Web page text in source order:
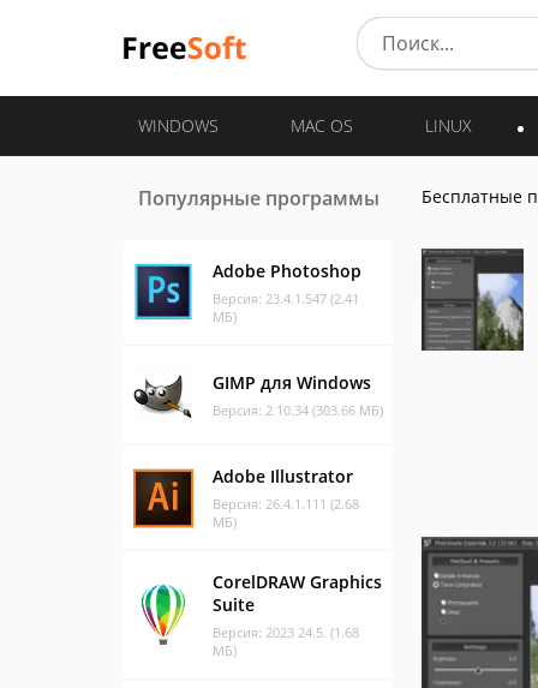
WINDOWS MAC OS LINUX
Популярные программы
Adobe Photoshop
Версия: 23.4.1.547 (2.41
МБ)
GIMP для Windows
Версия: 2.10.34 (303.66 МБ)
Adobe Illustrator
Версия: 26.4.1.111 (2.68
МБ)
CorelDRAW Graphics
Suite
Версия: 2023 24.5. (1.68
МБ)
Бесплатные